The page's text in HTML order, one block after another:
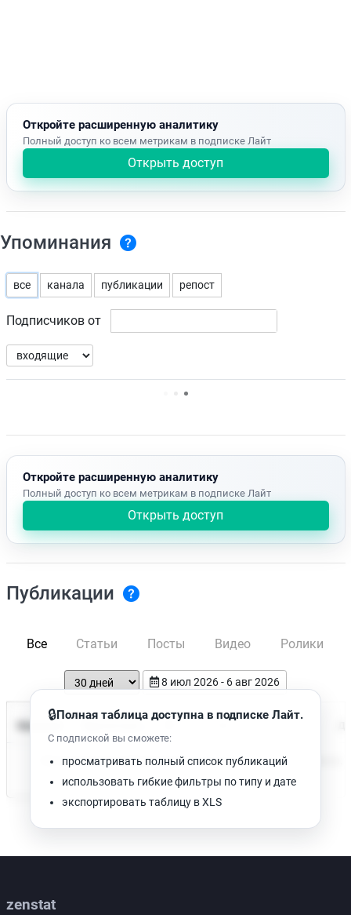
Откройте расширенную аналитику
Полный доступ ко всем метрикам в подписке Лайт
Открыть доступ
Упоминания
все канала публикации репост
Подписчиков от
Нет доступных упоминаний.
Откройте расширенную аналитику
Полный доступ ко всем метрикам в подписке Лайт
Открыть доступ
Публикации
Все Статьи Посты Видео Ролики
8 июл 2026 - 6 авг 2026
Время чтения
Нет доступных публикаций. Попробуйте изменить фильтр.
🔒Полная таблица доступна в подписке Лайт.
С подпиской вы сможете:
просматривать полный список публикаций
использовать гибкие фильтры по типу и дате
экспортировать таблицу в XLS
zenstat